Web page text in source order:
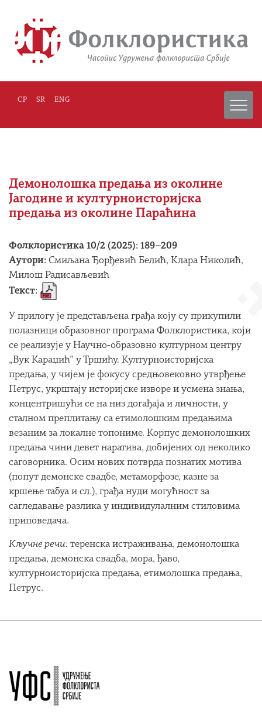
СР SR ENG
Демонолошка предања из околине
Јагодине и културноисторијска
предања из околине Параћина
Фолклористика 10/2 (2025): 189–209
Аутори: Смиљана Ђорђевић Белић, Клара Николић,
Милош Радисављевић
Текст:
У прилогу је представљена грађа коју су прикупили
полазници образовног програма Фолклористика, који
се реализује у Научно-образовно културном центру
„Вук Караџић” у Тршићу. Културноисторијска
предања, у чијем је фокусу средњовековно утврђење
Петрус, укрштају историјске изворе и усмена знања,
концентришући се на низ догађаја и личности, у
сталном преплитању са етимолошким предањима
везаним за локалне топониме. Корпус демонолошких
предања чини девет наратива, добијених од неколико
саговорника. Осим нових потврда познатих мотива
(попут демонске свадбе, метаморфозе, казне за
кршење табуа и сл.), грађа нуди могућност за
сагледавање разлика у индивидулалним стиловима
приповедача.
Кључне речи: теренска истраживања, демонолошка
предања, демонска свадба, мора, ђаво,
културноисторијска предања, етимолошка предања,
Петрус.